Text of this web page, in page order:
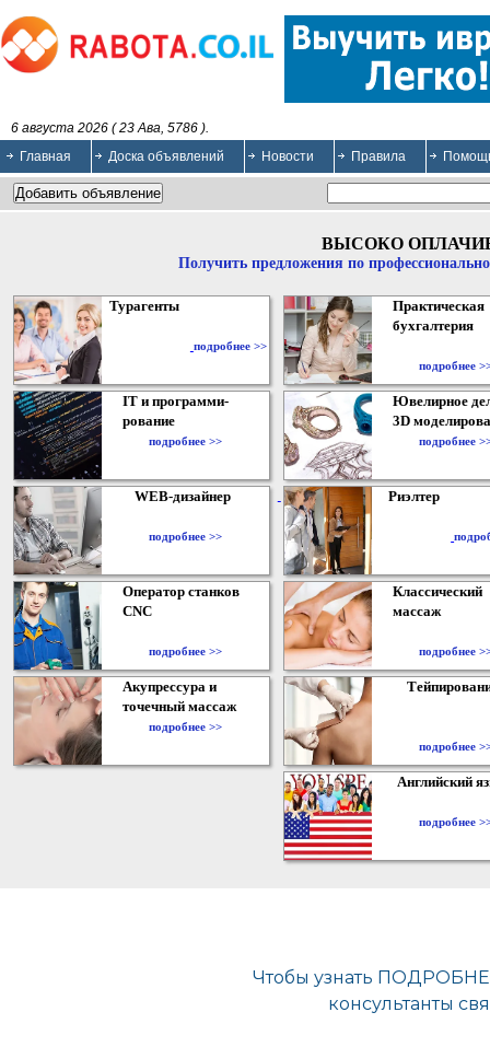
6 августа 2026 ( 23 Ава, 5786 ).
Главная
Доска объявлений Новости Правила
ВЫСОКО
Получить предложения по
Турагенты
подробнее >>
Практическая
бухгалтерия
подробнее
IT и программи-
рование
подробнее >>
Ювелирное
3D
подробнее
WEB-дизайнер
подробнее >>
Риэлтер
Оператор станков
CNC
подробнее >>
Классический
массаж
подробнее
Акупрессура и
точечный массаж
подробнее >>
подробнее
Английский
подробнее